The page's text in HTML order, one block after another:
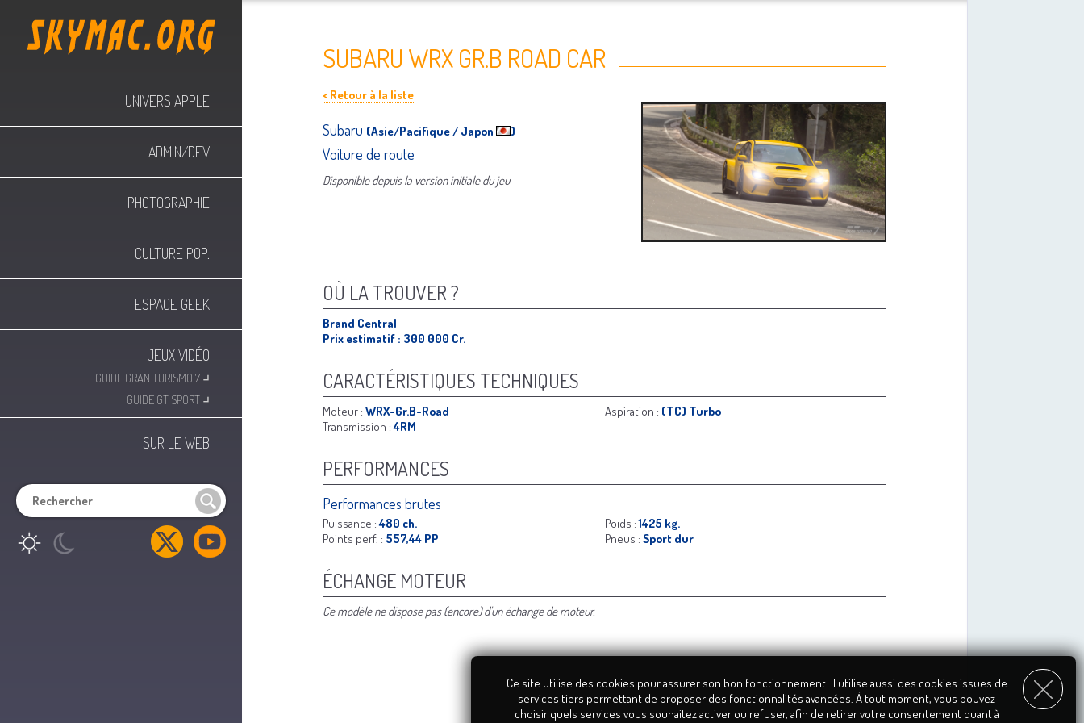
UNIVERS APPLE
ADMIN/DEV
PHOTOGRAPHIE
CULTURE POP.
ESPACE GEEK
JEUX VIDÉO
GUIDE GRAN TURISMO 7 ⌟
GUIDE GT SPORT ⌟
SUR LE WEB
SUBARU WRX GR.B ROAD CAR
< Retour à la liste
Subaru (Asie/Pacifique / Japon )
Voiture de route
Disponible depuis la version initiale du jeu
OÙ LA TROUVER ?
Brand Central
Prix estimatif : 300 000 Cr.
CARACTÉRISTIQUES TECHNIQUES
Moteur : WRX-Gr.B-Road Aspiration : (TC) Turbo
Transmission :4RM
PERFORMANCES
Performances brutes
Puissance :480 ch. Poids :1425 kg.
Points perf. : 557,44 PP Pneus : Sport dur
ÉCHANGE MOTEUR
Ce modèle ne dispose pas (encore) d'un échange de moteur.
Ce site utilise des cookies pour assurer son bon fonctionnement. Il utilise aussi des cookies issues de
services tiers permettant de proposer des fonctionnalités avancées. À tout moment, vous pouvez
choisir quels services vous souhaitez activer ou refuser, afin de retirer votre consentement quant à